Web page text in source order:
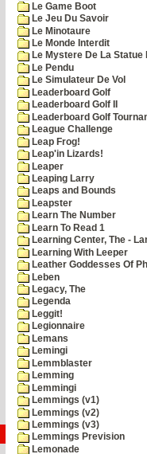
Le Game Boot
Le Jeu Du Savoir
Le Minotaure
Le Monde Interdit
Le Mystere De La Statue
Le Pendu
Le Simulateur De Vol
Leaderboard Golf
Leaderboard Golf II
Leaderboard Golf
League Challenge
Leap Frog!
Leap'in Lizards!
Leaper
Leaping Larry
Leaps and Bounds
Leapster
Learn The Number
Learn To Read 1
Learning Center, The -
Learning With Leeper
Leather Goddesses Of
Leben
Legacy, The
Legenda
Leggit!
Legionnaire
Lemans
Lemingi
Lemmblaster
Lemming
Lemmingi
Lemmings (v1)
Lemmings (v2)
Lemmings (v3)
Lemmings Prevision
Lemonade